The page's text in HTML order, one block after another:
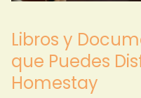
Libros y
que Puedes
Homestay